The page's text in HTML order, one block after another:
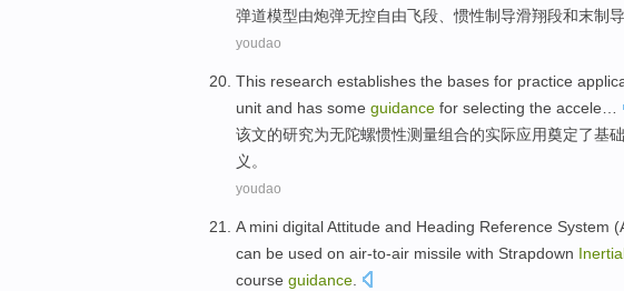
弹道模型由炮弹无控自由飞段、惯性制导滑翔段和末制导
youdao
This research establishes the bases for practice
unit and has some guidance for selecting the accele
该文的研究为无陀螺惯性测量组合的实际应用奠定了基础
义 。
youdao
A mini digitalAttitude and Heading Reference System (
can be used on air-to-air missile with Strapdown
course guidance